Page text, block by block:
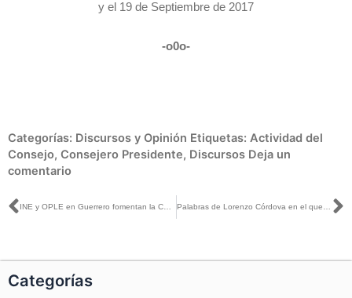
y el 19 de Septiembre de 2017
-o0o-
Categorías: Discursos y Opinión Etiquetas: Actividad del
Consejo, Consejero Presidente, Discursos Deja un
comentario
Ant
Categorías